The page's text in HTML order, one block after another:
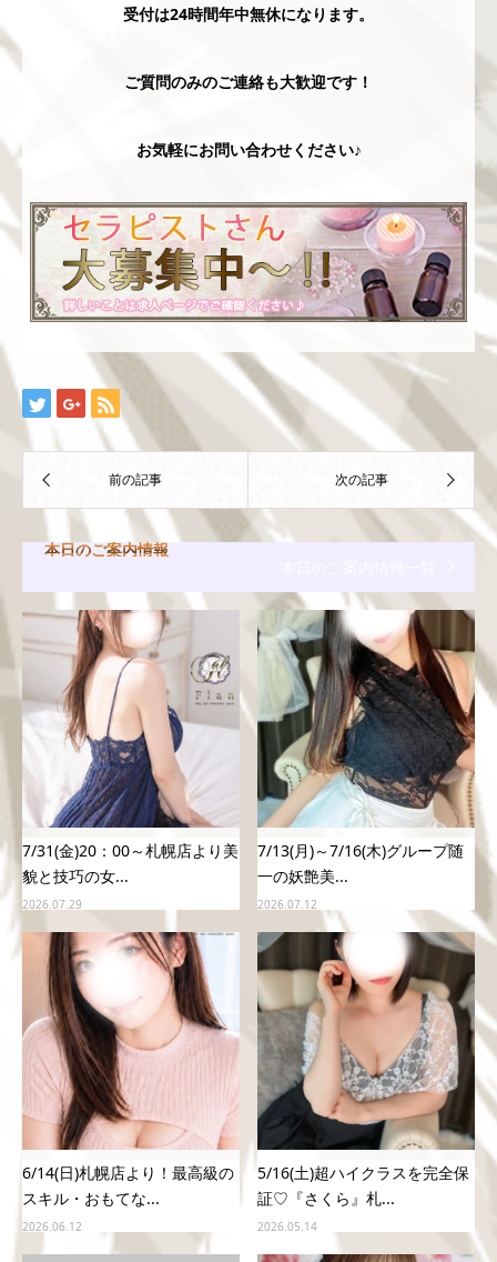
受付は24時間年中無休になります。
ご質問のみのご連絡も大歓迎です！
お気軽にお問い合わせください♪
本日のご案内情報
7/31(金)20：00～札幌店より美
貌と技巧の女...
2026.07.29
7/13(月)～7/16(木)グループ随
一の妖艶美...
2026.07.12
6/14(日)札幌店より！最高級の
スキル・おもてな...
2026.06.12
5/16(土)超ハイクラスを完全保
証♡『さくら』札...
2026.05.14